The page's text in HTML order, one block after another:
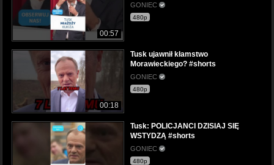
00:57
GONIEC
480p
00:18
Tusk ujawnił kłamstwo
Morawieckiego? #shorts
GONIEC
480p
Tusk: POLICJANCI DZISIAJ SIĘ
WSTYDZĄ #shorts
GONIEC
480p